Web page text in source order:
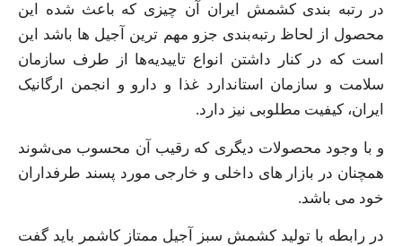
در رتبه بندی کشمش ایران آن چیزی که باعث شده این
محصول از لحاظ رتبه‌بندی جزو مهم‌ ترین آجیل‌ ها باشد این
است که در کنار داشتن انواع تاییدیه‌ها از طرف سازمان
سلامت و سازمان استاندارد غذا و دارو و انجمن ارگانیک
ایران، کیفیت مطلوبی نیز دارد.
و با وجود محصولات دیگری که رقیب آن محسوب می‌شوند
همچنان در بازار های داخلی و خارجی مورد پسند طرفداران
خود می‌ باشد.
در رابطه با تولید کشمش سبز آجیل ممتاز کاشمر باید گفت